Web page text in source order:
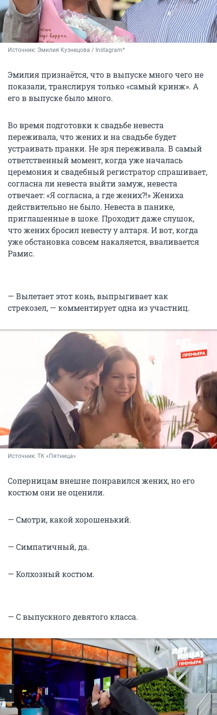
Источник: Эмилия Кузнецова / Instagram*
Эмилия признаётся, что в выпуске много чего не
показали, транслируя только «самый кринж». А
его в выпуске было много.
Во время подготовки к свадьбе невеста
переживала, что жених и на свадьбе будет
устраивать пранки. Не зря переживала. В самый
ответственный момент, когда уже началась
церемония и свадебный регистратор спрашивает,
согласна ли невеста выйти замуж, невеста
отвечает: «Я согласна, а где жених?!» Жениха
действительно не было. Невеста в панике,
приглашенные в шоке. Проходит даже слушок,
что жених бросил невесту у алтаря. И вот, когда
уже обстановка совсем накаляется, вваливается
Рамис.
— Вылетает этот конь, выпрыгивает как
стрекозел, — комментирует одна из участниц.
Источник: ТК «Пятница»
Соперницам внешне понравился жених, но его
костюм они не оценили.
— Смотри, какой хорошенький.
— Симпатичный, да.
— Колхозный костюм.
— С выпускного девятого класса.